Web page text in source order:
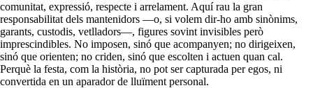
comunitat, expressió, respecte i arrelament. Aquí rau la gran
responsabilitat dels mantenidors —o, si volem dir-ho amb sinònims,
garants, custodis, vetlladors—, figures sovint invisibles però
imprescindibles. No imposen, sinó que acompanyen; no dirigeixen,
sinó que orienten; no criden, sinó que escolten i actuen quan cal.
Perquè la festa, com la història, no pot ser capturada per egos, ni
convertida en un aparador de lluïment personal.